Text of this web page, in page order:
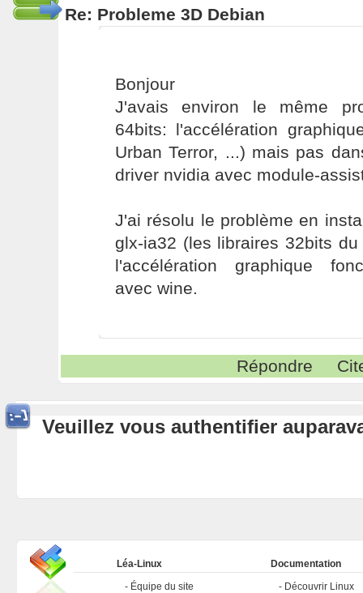
Re: Probleme 3D Debian
Bonjour
J'avais environ le même
64bits: l'accélération
Urban Terror, ...) mais pas
driver nvidia avec module-
J'ai résolu le problème en
glx-ia32 (les libraires 32bits
l'accélération graphique
avec wine.
Répondre
Veuillez vous authentifier
Léa-Linux
Équipe du site
Documentation
Découvrir Linux